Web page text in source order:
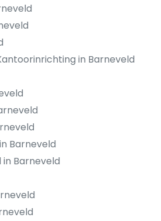
in Barneveld
Barneveld
Barneveld